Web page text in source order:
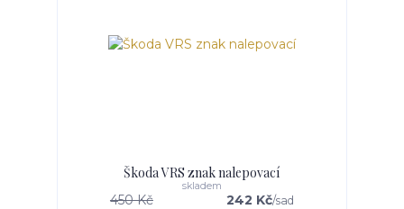
Škoda VRS znak nalepovací
450 Kč 242 Kč/sad
skladem